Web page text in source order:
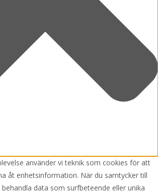
använder vi teknik som cookies för att
åt enhetsinformation. När du samtycker till
data som surfbeteende eller unika